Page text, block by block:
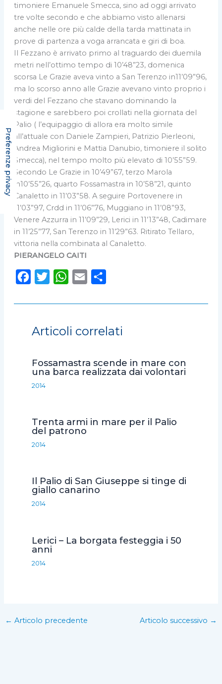
timoniere Emanuele Smecca, sino ad oggi arrivato
tre volte secondo e che abbiamo visto allenarsi
anche nelle ore più calde della tarda mattinata in
prove di partenza a voga arrancata e giri di boa.
Il Fezzano è arrivato primo al traguardo dei duemila
metri nell’ottimo tempo di 10’48”23, domenica
scorsa Le Grazie aveva vinto a San Terenzo in11’09”96,
ma lo scorso anno alle Grazie avevano vinto proprio i
verdi del Fezzano che stavano dominando la
stagione e sarebbero poi crollati nella giornata del
Palio ( l’equipaggio di allora era molto simile
all’attuale con Daniele Zampieri, Patrizio Pierleoni,
Andrea Migliorini e Mattia Danubio, timoniere il solito
Smecca), nel tempo molto più elevato di 10’55”59.
Secondo Le Grazie in 10’49”67, terzo Marola
in10’55”26, quarto Fossamastra in 10’58”21, quinto
Canaletto in 11’03”58. A seguire Portovenere in
11’03”97, Crdd in 11’06”76, Muggiano in 11’08”93,
Venere Azzurra in 11’09”29, Lerici in 11’13”48, Cadimare
in 11’25”77, San Terenzo in 11’29”63. Ritirato Tellaro,
vittoria nella combinata al Canaletto.
PIERANGELO CAITI
c
b
o
i
t
r
W
a
s
p
a
l
n
i
i
Articoli correlati
Fossamastra scende in mare con
una barca realizzata dai volontari
2014
Trenta armi in mare per il Palio
del patrono
2014
Il Palio di San Giuseppe si tinge di
giallo canarino
2014
Lerici – La borgata festeggia i 50
anni
2014
← Articolo precedente Articolo successivo →